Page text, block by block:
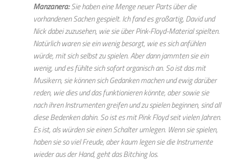
Manzanera:Sie haben eine Menge neuer Parts über die
vorhandenen Sachen gespielt. Ich fand es großartig, David und
Nick dabei zuzusehen, wie sie über Pink-Floyd-Material spielten.
Natürlich waren sie ein wenig besorgt, wie es sich anfühlen
würde, mit sich selbst zu spielen. Aber dann jammten sie ein
wenig, und es fühlte sich sofort organisch an. So ist das mit
Musikern, sie können sich Gedanken machen und ewig darüber
reden, wie dies und das funktionieren könnte, aber sowie sie
nach ihren Instrumenten greifen und zu spielen beginnen, sind all
diese Bedenken dahin. So ist es mit Pink Floyd seit vielen Jahren.
Es ist, als würden sie einen Schalter umlegen. Wenn sie spielen,
haben sie so viel Freude, aber kaum legen sie die Instrumente
wieder aus der Hand, geht das Bitching los.